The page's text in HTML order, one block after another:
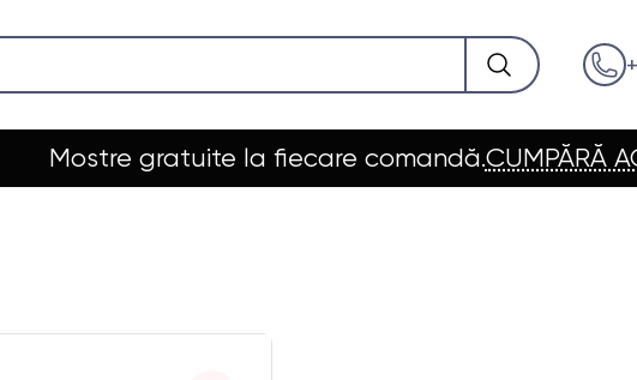
Mostre gratuite la fiecare comandă.CUMPĂRĂ